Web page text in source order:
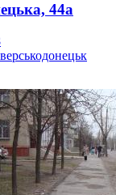
44а